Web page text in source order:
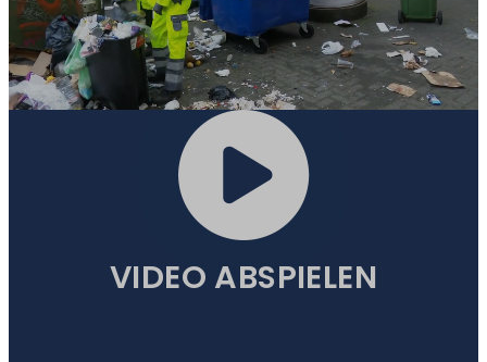
VIDEO ABSPIELEN